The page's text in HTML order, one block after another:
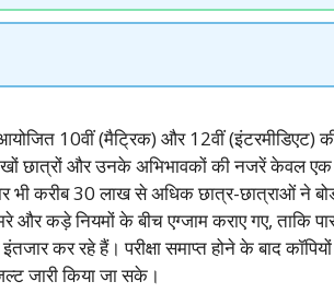
आयोजित 10वीं (मैट्रिक) और 12वीं (इंटरमीडिएट)
छात्रों और उनके अभिभावकों की नजरें केवल
करीब 30 लाख से अधिक छात्र-छात्राओं ने बोर्ड
और कड़े नियमों के बीच एग्जाम कराए गए, ताकि
कर रहे हैं। परीक्षा समाप्त होने के बाद
जारी किया जा सके।